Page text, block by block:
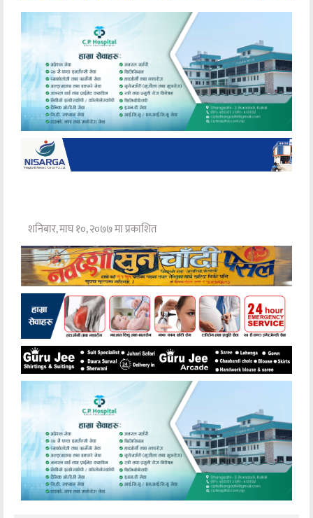
अन्य
शनिबार, माघ १०, २०७७ मा प्रकाशित